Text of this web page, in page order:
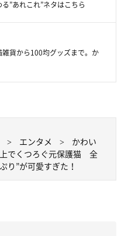
”あれこれ”ネタはこちら
貨から100均グッズまで。か
エンタメ
かわい
でくつろぐ元保護猫 全
り”が可愛すぎた！